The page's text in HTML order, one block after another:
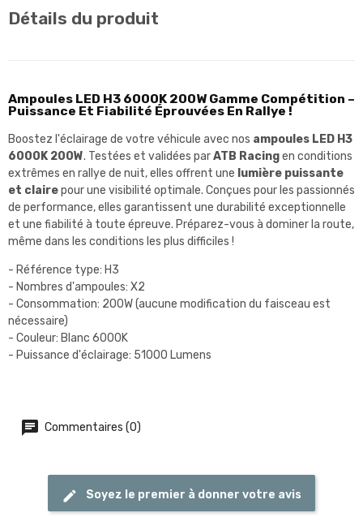
Détails du produit
Ampoules LED H3 6000K 200W Gamme Compétition –
Puissance Et Fiabilité Éprouvées En Rallye !
Boostez l'éclairage de votre véhicule avec nos ampoules LED H3
6000K 200W. Testées et validées parATB Racingen conditions
extrêmes en rallye de nuit, elles offrent une lumière puissante
et clairepour une visibilité optimale. Conçues pour les passionnés
de performance, elles garantissent une durabilité exceptionnelle
et une fiabilité à toute épreuve. Préparez-vous à dominer la route,
même dans les conditions les plus difficiles !
- Référence type: H3
- Nombres d'ampoules: X2
- Consommation: 200W (aucune modification du faisceau est
nécessaire)
- Couleur: Blanc 6000K
- Puissance d'éclairage: 51000 Lumens
Commentaires (0)
Soyez le premier à donner votre avis